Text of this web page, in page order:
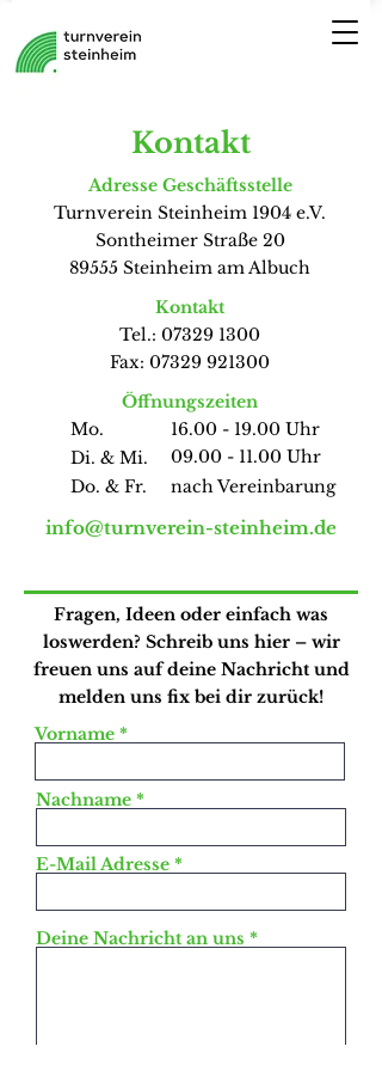
Kontakt
Adresse Geschäftsstelle
Turnverein Steinheim 1904 e.V.
Sontheimer Straße 20
89555 Steinheim am Albuch
Kontakt
Tel.: 07329 1300
Fax: 07329 921300
Öffnungszeiten
Mo.
Di. & Mi.
Do. & Fr.
16.00 - 19.00 Uhr
09.00 - 11.00 Uhr
nach Vereinbarung
info@turnverein-steinheim.de
Fragen, Ideen oder einfach was
loswerden? Schreib uns hier – wir
freuen uns auf deine Nachricht und
melden uns fix bei dir zurück!
Vorname
Nachname
E-Mail Adresse
Deine Nachricht an uns